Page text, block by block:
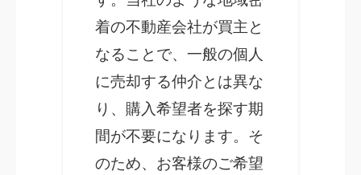
着の不動産会社が買主と
なることで、一般の個人
に売却する仲介とは異な
り、購入希望者を探す期
間が不要になります。そ
のため、お客様のご希望